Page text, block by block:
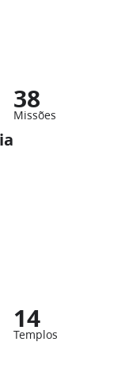
38
Missões
14
Templos